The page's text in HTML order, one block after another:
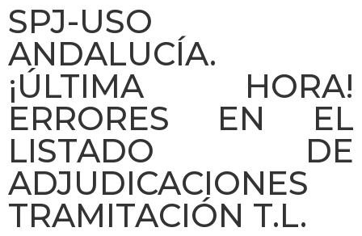
SPJ-USO
ANDALUCÍA.
¡ÚLTIMA HORA!
ERRORES EN EL
LISTADO DE
ADJUDICACIONES
TRAMITACIÓN T.L.